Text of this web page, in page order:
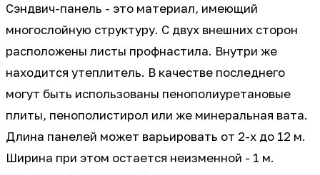
Сэндвич-панель - это материал, имеющий
многослойную структуру. С двух внешних сторон
расположены листы профнастила. Внутри же
находится утеплитель. В качестве последнего
могут быть использованы пенополиуретановые
плиты, пенополистирол или же минеральная вата.
Длина панелей может варьировать от 2-х до 12 м.
Ширина при этом остается неизменной - 1 м.